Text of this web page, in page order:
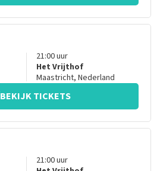
21:00uur
Het Vrijthof
Maastricht, Nederland
BEKIJK TICKETS
21:00uur